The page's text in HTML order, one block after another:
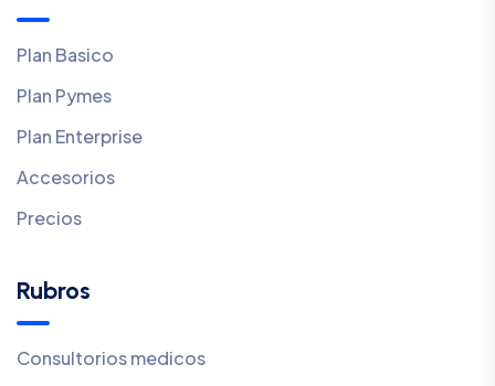
Plan Basico
Plan Pymes
Plan Enterprise
Accesorios
Precios
Rubros
Consultorios medicos